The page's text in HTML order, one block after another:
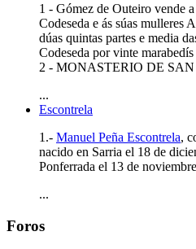
1 - Gómez de Outeiro vende
Codeseda e ás súas mulleres
dúas quintas partes e media
Codeseda por vinte
2 - MONASTERIO DE
...
Escontrela
1.- Manuel Peña Escontrela,
nacido en Sarria el 18 de
Ponferrada el 13 de
...
Foros